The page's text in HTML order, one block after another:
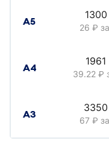
А5
1300
26 руб.
А4
1961
39.22 руб.
А3
3350
67 руб.